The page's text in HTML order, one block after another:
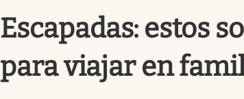
Escapadas: estos
para viajar en